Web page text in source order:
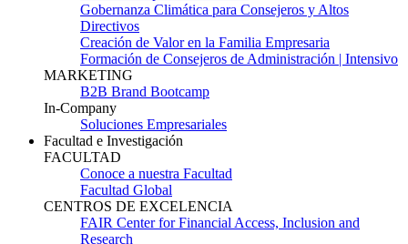
Gobernanza Climática para Consejeros y Altos
Directivos
Creación de Valor en la Familia Empresaria
Formación de Consejeros de Administración | Intensivo
MARKETING
B2B Brand Bootcamp
In-Company
Soluciones Empresariales
Facultad e Investigación
FACULTAD
Conoce a nuestra Facultad
Facultad Global
CENTROS DE EXCELENCIA
FAIR Center for Financial Access, Inclusion and
Research